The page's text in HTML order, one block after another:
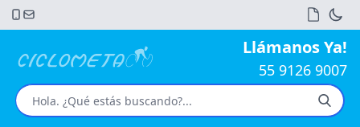
Llámanos Ya!
55 9126 9007